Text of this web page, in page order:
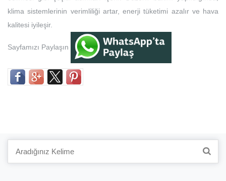
klima sistemlerinin verimliliği artar, enerji tüketimi azalır ve hava
kalitesi iyileşir.
Sayfamızı Paylaşın